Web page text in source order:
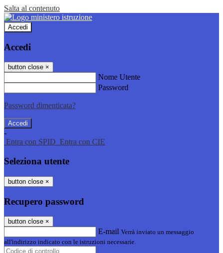
Salta al contenuto
Accedi
Accedi
button close ×
Nome Utente
Password
Password dimenticata?
-
Entra con SPID Entra con CIE
Seleziona utente
button close ×
Recupero password
button close ×
E-mail Verrà inviato un messaggio
all'indirizzo indicato con le istruzioni necessarie.